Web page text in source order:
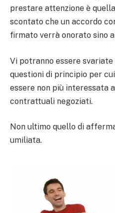
prestare attenzione è
scontato che un accordo
firmato verrà onorato sino
Vi potranno essere
questioni di principio per
essere non più interessata
contrattuali negoziati.
Non ultimo quello di
umiliata.